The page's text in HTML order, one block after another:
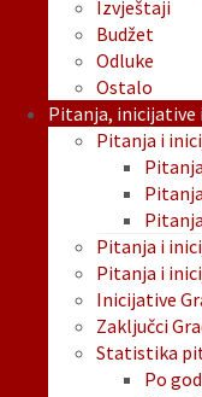
Izvještaji
Budžet
Odluke
Ostalo
Pitanja, inicijative
Pitanja i
Pitanja i
Pitanja i
Inicijative
Zaključci
Statistika
Po